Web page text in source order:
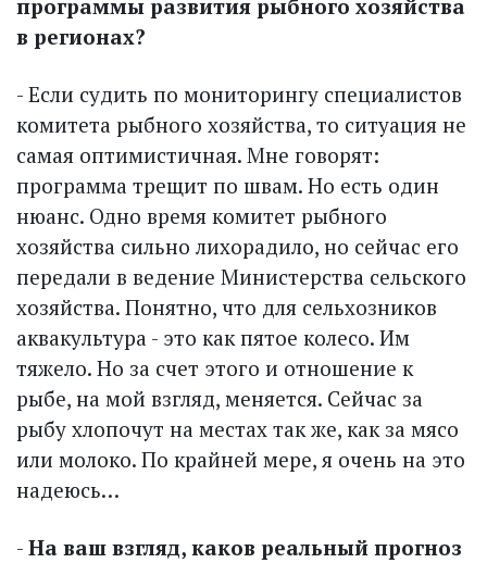
программы развития рыбного хозяйства
в регионах?
- Если судить по мониторингу специалистов
комитета рыбного хозяйства, то ситуация не
самая оптимистичная. Мне говорят:
программа трещит по швам. Но есть один
нюанс. Одно время комитет рыбного
хозяйства сильно лихорадило, но сейчас его
передали в ведение Министерства сельского
хозяйства. Понятно, что для сельхозников
аквакультура - это как пятое колесо. Им
тяжело. Но за счет этого и отношение к
рыбе, на мой взгляд, меняется. Сейчас за
рыбу хлопочут на местах так же, как за мясо
или молоко. По крайней мере, я очень на это
надеюсь…
- На ваш взгляд, каков реальный прогноз